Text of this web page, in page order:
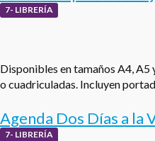
7- LIBRERÍA
Disponibles en tamaños A4, A5
o cuadriculadas. Incluyen
Agenda Dos Días a la
7- LIBRERÍA